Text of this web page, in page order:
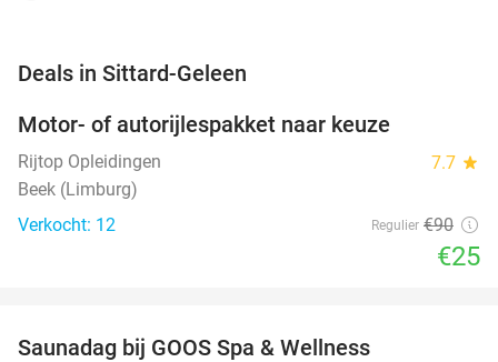
Deals in Sittard-Geleen
Motor- of autorijlespakket naar keuze
Rijtop Opleidingen 7.7 star
Beek (Limburg)
Verkocht: 12
Regulier €90
€25
Saunadag bij GOOS Spa & Wellness